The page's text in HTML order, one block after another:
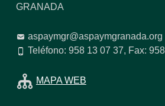
GRANADA
aspaymgr@aspaymgranada.org
Teléfono: 958 13 07 37, Fax:
MAPA WEB